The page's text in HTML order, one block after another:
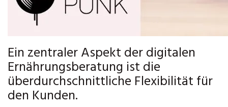
Ein zentraler Aspekt der digitalen
Ernährungsberatung ist die
überdurchschnittliche Flexibilität für
den Kunden.